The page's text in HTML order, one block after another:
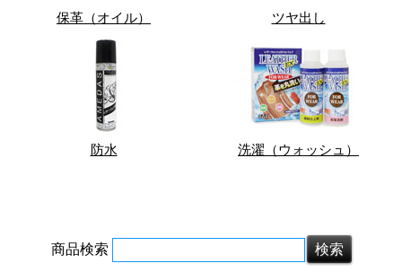
保革（オイル） ツヤ出し
防水 洗濯（ウォッシュ）
商品検索